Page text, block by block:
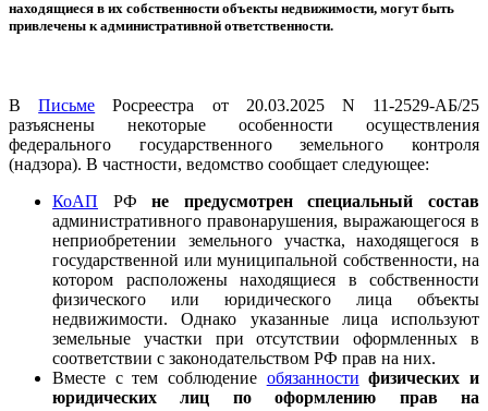
находящиеся в их собственности объекты недвижимости, могут быть
привлечены к административной ответственности.
ВПисьме Росреестра от 20.03.2025 N 11-2529-АБ/25
разъяснены некоторые особенности осуществления
федерального государственного земельного контроля
(надзора). В частности, ведомство сообщает следующее:
КоАП РФне предусмотрен специальный состав
административного правонарушения, выражающегося в
неприобретении земельного участка, находящегося в
государственной или муниципальной собственности, на
котором расположены находящиеся в собственности
физического или юридического лица объекты
недвижимости. Однако указанные лица используют
земельные участки при отсутствии оформленных в
соответствии с законодательством РФ прав на них.
Вместе с тем соблюдение обязанности физических и
юридических лиц по оформлению прав на